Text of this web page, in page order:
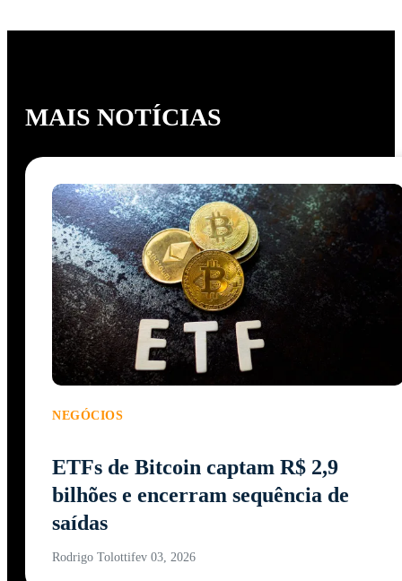
MAIS NOTÍCIAS
NEGÓCIOS
ETFs de Bitcoin captam R$ 2,9
bilhões e encerram sequência de
saídas
Rodrigo Tolottifev 03, 2026